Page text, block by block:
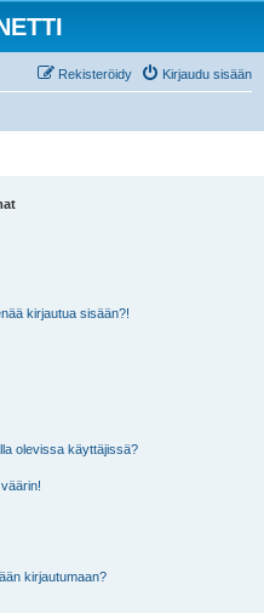
Kirjaudu sisään
Rekisteröidy
kirjautua sisään?!
olevissa käyttäjissä?
kirjautumaan?